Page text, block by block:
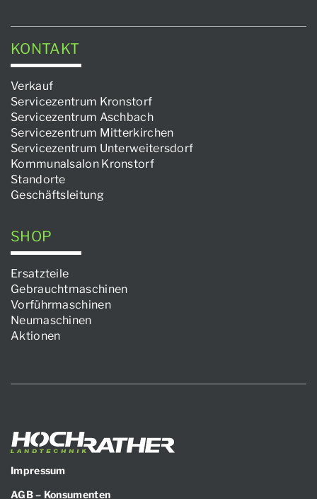
KONTAKT
Verkauf
Servicezentrum Kronstorf
Servicezentrum Aschbach
Servicezentrum Mitterkirchen
Servicezentrum Unterweitersdorf
Kommunalsalon Kronstorf
Standorte
Geschäftsleitung
SHOP
Ersatzteile
Gebrauchtmaschinen
Vorführmaschinen
Neumaschinen
Aktionen
Impressum
AGB – Konsumenten